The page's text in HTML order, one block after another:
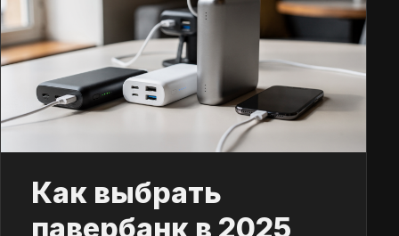
Как выбрать
павербанк в 2025